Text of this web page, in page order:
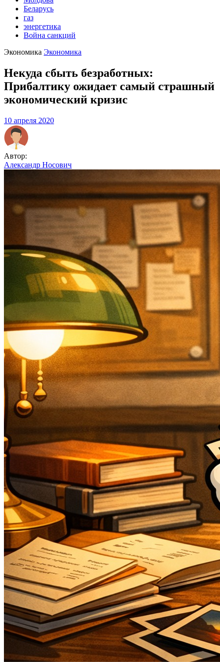
Беларусь
газ
энергетика
Война санкций
Экономика Экономика
Некуда сбыть безработных:
Прибалтику ожидает самый страшный
экономический кризис
10 апреля 2020
Автор:
Александр Носович